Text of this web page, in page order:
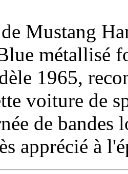
Mustang
métallisé
1965,
voiture de
de
apprécié à